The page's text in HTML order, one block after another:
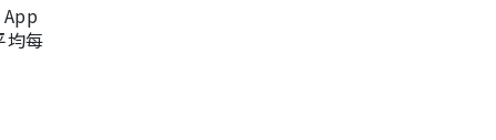
均每